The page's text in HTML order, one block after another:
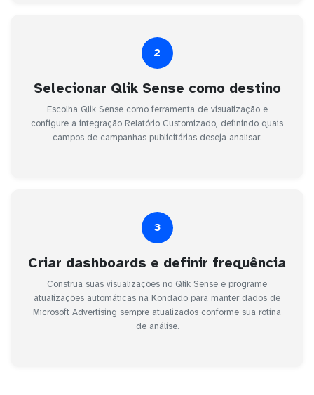
2
Selecionar Qlik Sense como destino
Escolha Qlik Sense como ferramenta de visualização e
configure a integração Relatório Customizado, definindo quais
campos de campanhas publicitárias deseja analisar.
3
Criar dashboards e definir frequência
Construa suas visualizações no Qlik Sense e programe
atualizações automáticas na Kondado para manter dados de
Microsoft Advertising sempre atualizados conforme sua rotina
de análise.